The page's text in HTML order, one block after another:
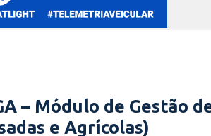
– Módulo de Gestão
e Agrícolas)